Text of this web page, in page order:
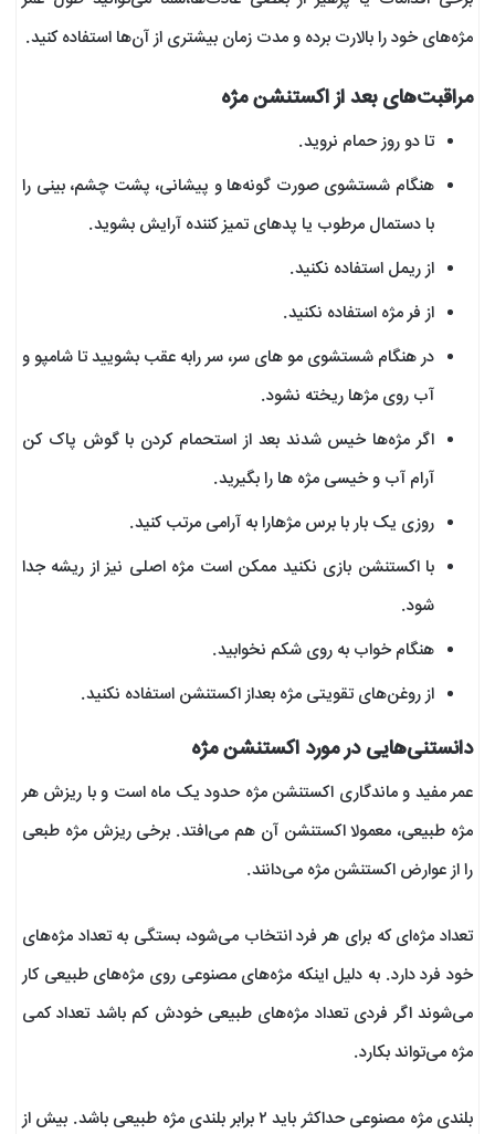
مژه‌های خود را بالارت برده و مدت زمان بیشتری از آن‌ها استفاده کنید.
مراقبت‌های بعد از اکستنشن مژه
تا دو روز حمام نروید.
هنگام شستشوی صورت گونه‌ها و پیشانی، پشت چشم، بینی را
با دستمال مرطوب یا پد‌های تمیز کننده آرایش بشوید.
از ریمل استفاده نکنید.
از فر مژه استفاده نکنید.
در هنگام شستشوی مو ها‌ی سر، سر رابه عقب بشویید تا شامپو و
آب روی مژ‌ها ریخته نشود.
اگر مژه‌ها خیس شدند بعد از استحمام کردن با گوش پاک کن
آرام آب و خیسی مژ‌ه ها را بگیرید.
روزی یک بار با برس مژهارا به آرامی مرتب کنید.
با اکستنشن بازی نکنید ممکن است مژه اصلی نیز از ریشه جدا
شود.
هنگام خواب به روی شکم نخوابید.
از روغن‌های تقویتی مژه بعداز اکستنشن استفاده نکنید.
دانستنی‌هایی در مورد اکستنشن مژه
عمر مفید و ماندگاری اکستنشن مژه حدود یک ماه است و با ریزش هر
مژه طبیعی، معمولا اکستنشن آن هم می‌افتد. برخی ریزش مژه طبعی
را از عوارض اکستنشن مژه می‌دانند.
تعداد مژه‌ای که برای هر فرد انتخاب می‌شود، بستگی به تعداد مژه‌های
خود فرد دارد. به دلیل اینکه مژه‌های مصنوعی روی مژه‌های طبیعی کار
می‌شوند اگر فردی تعداد مژه‌های طبیعی خودش کم باشد تعداد کمی
مژه می‌تواند بکارد.
بلندی مژه مصنوعی حداکثر باید ۲ برابر بلندی مژه طبیعی باشد. بیش از